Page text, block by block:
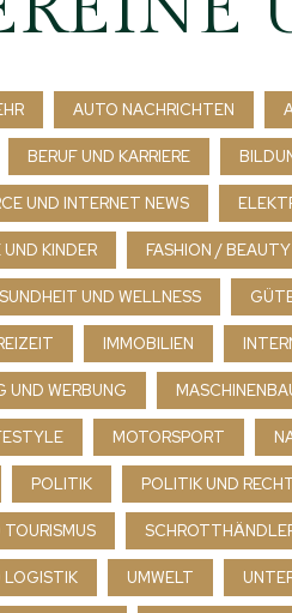
AUTO NACHRICHTEN
BERUF UND KARRIERE
UND INTERNET NEWS
UND KINDER FASHION / BEAUTY
UND WELLNESS
IMMOBILIEN
UND WERBUNG
MOTORSPORT
POLITIK POLITIK UND
TOURISMUS
LOGISTIK UMWELT